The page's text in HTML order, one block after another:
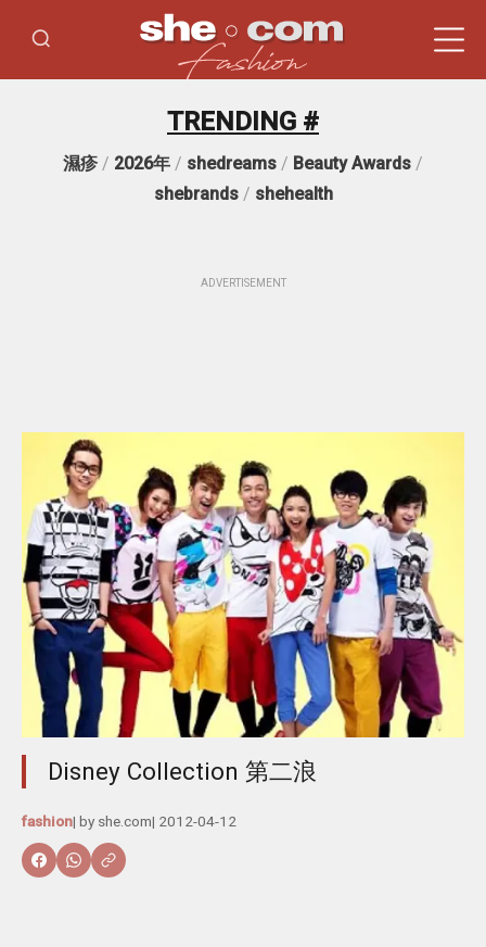
TRENDING #
濕疹 / 2026年 / shedreams / Beauty Awards /
shebrands/ shehealth
ADVERTISEMENT
Disney Collection 第二浪
fashion| by she.com| 2012-04-12